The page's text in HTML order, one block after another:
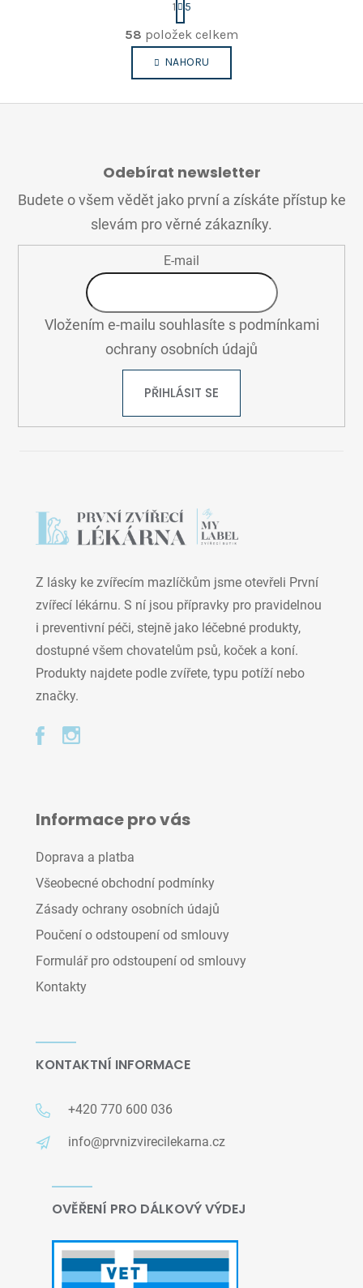
O
v
l
á
d
p
v
k
y
v
ý
i
s
u
t
r
á
n
k
v
1 5
58 položek celkem
NAHORU
Odebírat newsletter
Budete o všem vědět jako první a získáte přístup ke
slevám pro věrné zákazníky.
E-mail
Vložením e-mailu souhlasíte s podmínkami
ochrany osobních údajů
PŘIHLÁSIT SE
Z lásky ke zvířecím mazlíčkům jsme otevřeli První
zvířecí lékárnu. S ní jsou přípravky pro pravidelnou
i preventivní péči, stejně jako léčebné produkty,
dostupné všem chovatelům psů, koček a koní.
Produkty najdete podle zvířete, typu potíží nebo
značky.
Informace pro vás
Doprava a platba
Všeobecné obchodní podmínky
Zásady ochrany osobních údajů
Poučení o odstoupení od smlouvy
Formulář pro odstoupení od smlouvy
Kontakty
KONTAKTNÍ INFORMACE
+420 770 600 036
info@prvnizvirecilekarna.cz
OVĚŘENÍ PRO DÁLKOVÝ VÝDEJ